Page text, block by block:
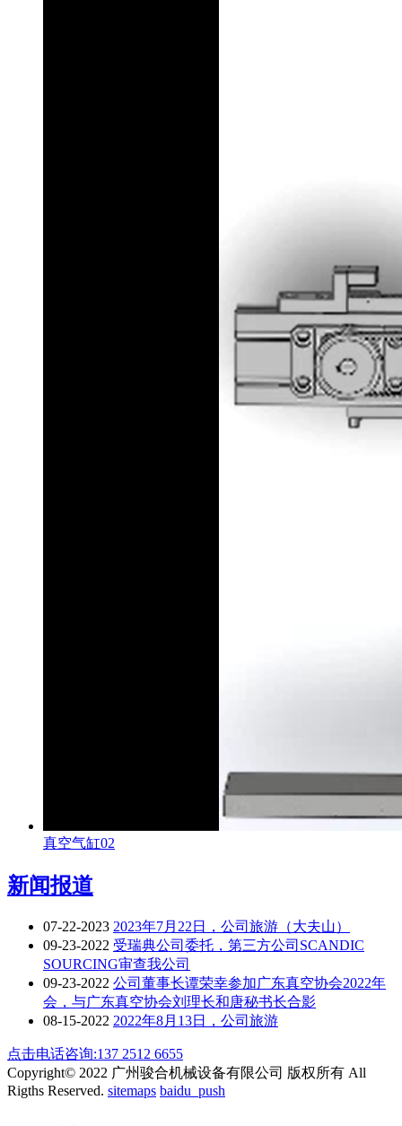
真空气缸02
新闻报道
07-22-2023 2023年7月22日，公司旅游（大夫山）
09-23-2022 受瑞典公司委托，第三方公司SCANDIC
SOURCING审查我公司
09-23-2022 公司董事长谭荣幸参加广东真空协会2022年
会，与广东真空协会刘理长和唐秘书长合影
08-15-2022 2022年8月13日，公司旅游
点击电话咨询:137 2512 6655
Copyright© 2022 广州骏合机械设备有限公司 版权所有 All
Rigths Reserved. sitemaps baidu_push